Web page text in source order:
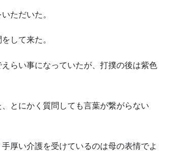
ただいた。
して来た。
らい事になっていたが、打撲の後は紫色
とにかく質問しても言葉が繋がらない
厚い介護を受けているのは母の表情でよ